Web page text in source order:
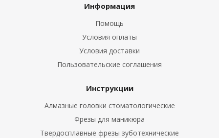
Информация
Помощь
Условия оплаты
Условия доставки
Пользовательские соглашения
Инструкции
Алмазные головки стоматологические
Фрезы для маникюра
Твердосплавные фрезы зуботехнические